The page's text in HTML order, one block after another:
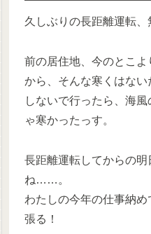
久しぶりの長距離運転、
前の居住地、今のとこ
から、そんな寒くはな
しないで行ったら、海
ゃ寒かったっす。
長距離運転してからの
ね……。
わたしの今年の仕事納
張る！